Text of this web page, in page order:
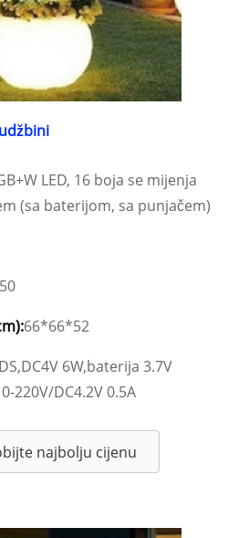
LED, 16 boja se mijenja
(sa baterijom, sa punjačem)
66*66*52
6W,baterija 3.7V
220V/DC4.2V 0.5A
najbolju cijenu